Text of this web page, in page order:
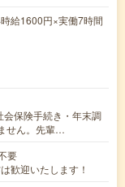
給1600円×実働7時間
会保険手続き・年末調
せん。先輩…
要
歓迎いたします！